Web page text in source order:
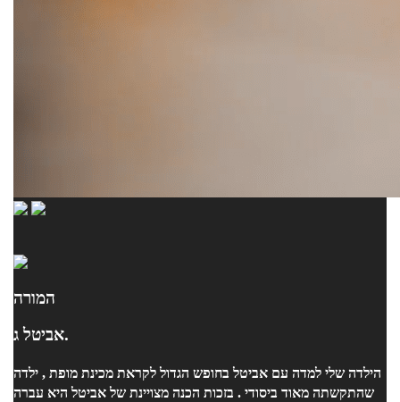
המורה
אביטל ג.
הילדה שלי למדה עם אביטל בחופש הגדול לקראת מכינת מופת , ילדה
שהתקשתה מאוד ביסודי . בזכות הכנה מצויינת של אביטל היא עברה